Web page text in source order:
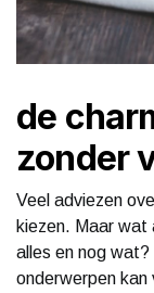
de
zonder
Veel adviezen
kiezen. Maar wat
alles en nog
onderwerpen kan